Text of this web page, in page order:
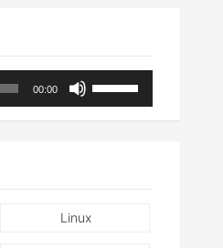
00:00
使
用
Linux